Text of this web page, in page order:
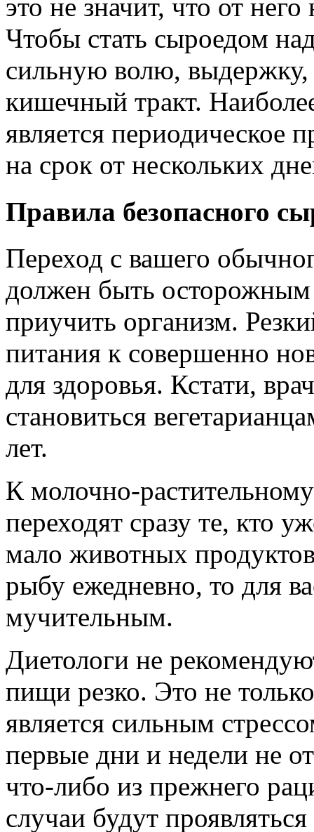
это не значит, что от
Чтобы стать сыроедом
сильную волю,
кишечный тракт.
является периодическое
на срок от нескольких
Правила безопасного
Переход с вашего
должен быть
приучить организм.
питания к совершенно
для здоровья. Кстати,
становиться
лет.
К молочно-
переходят сразу те, кто
мало животных
рыбу ежедневно, то для
мучительным.
Диетологи не
пищи резко. Это не
является сильным
первые дни и недели не
что-либо из прежнего
случаи будут